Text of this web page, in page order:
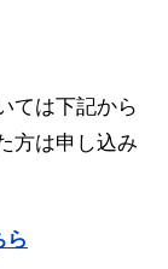
ては下記から
方は申し込み
ら